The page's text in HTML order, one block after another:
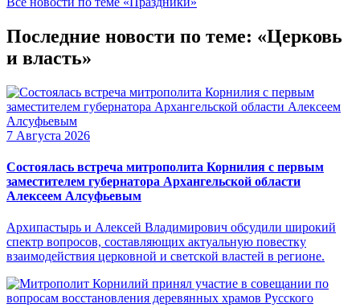
Последние новости по теме: «Церковь
и власть»
7 Августа 2026
Состоялась встреча митрополита Корнилия с первым
заместителем губернатора Архангельской области
Алексеем Алсуфьевым
Архипастырь и Алексей Владимирович обсудили широкий
спектр вопросов, составляющих актуальную повестку
взаимодействия церковной и светской властей в регионе.